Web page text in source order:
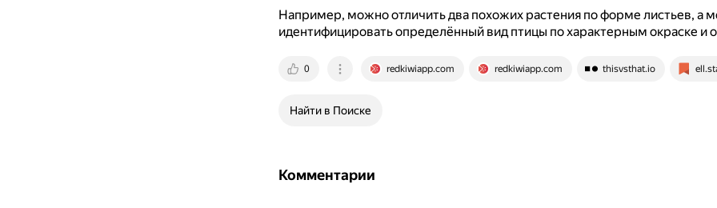
Например, можно отличить два похожих растения по форме листьев, а
идентифицировать определённый вид птицы по характерным окраске и
0 redkiwiapp.com redkiwiapp.com thisvsthat.io
Найти в Поиске
Комментарии